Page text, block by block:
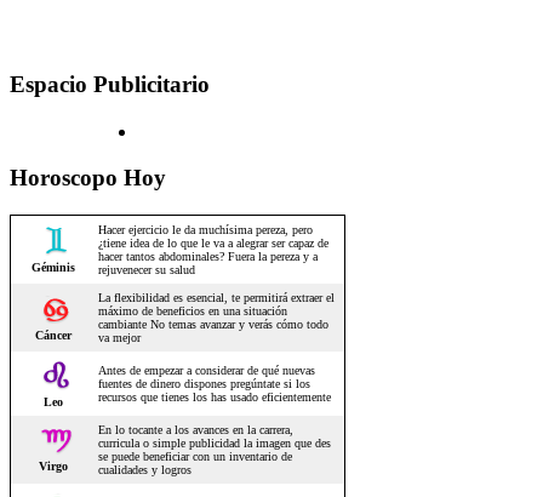
Espacio Publicitario
Horoscopo Hoy